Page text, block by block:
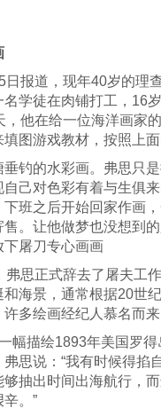
道，现年40岁的理查
学徒在肉铺打工，16
，他在给一位海洋画家
图游戏教材，按照上
的水彩画。弗思只是
自己对色彩有着与生俱
班之后开始回家作画
。让他做梦也没想到
下屠刀专心画画
正式辞去了屠夫工作
海景，通常根据20世
多绘画经纪人慕名而来
描绘1893年美国罗得
思说：“我有时候得掐
抽出时间出海航行，
。”